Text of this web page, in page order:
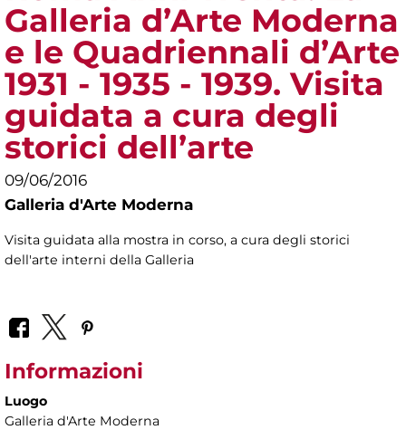
Galleria d’Arte Moderna
e le Quadriennali d’Arte
1931 - 1935 - 1939. Visita
guidata a cura degli
storici dell’arte
09/06/2016
Galleria d'Arte Moderna
Visita guidata alla mostra in corso, a cura degli storici
dell'arte interni della Galleria
Informazioni
Luogo
Galleria d'Arte Moderna